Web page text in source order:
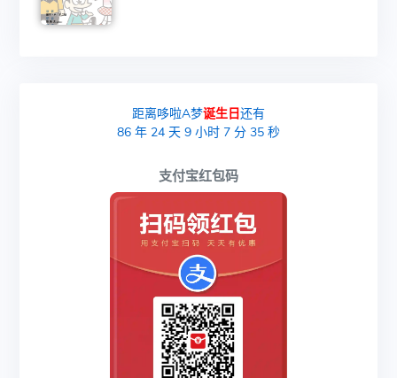
距离哆啦A梦诞生日还有
86 年24 天9 小时7 分34 秒
支付宝红包码